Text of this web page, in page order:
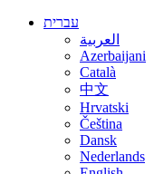
עברית
العربية
Azerbaijani
Català
中文
Hrvatski
Čeština
Dansk
Nederlands